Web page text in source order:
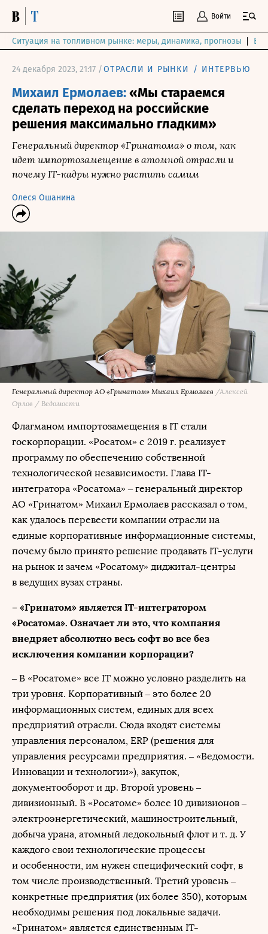
Войти
Ситуация на топливном рынке: меры, динамика, прогнозы
24 декабря 2023, 21:17 /ОТРАСЛИ И РЫНКИ / ИНТЕРВЬЮ
Михаил Ермолаев:«Мы стараемся
сделать переход на российские
решения максимально гладким»
Генеральный директор «Гринатома» о том, как
идет импортозамещение в атомной отрасли и
почему IT-кадры нужно растить самим
Олеся Ошанина
Генеральный директор АО «Гринатом» Михаил Ермолаев /Алексей
Орлов / Ведомости
Флагманом импортозамещения в IT стали
госкорпорации. «Росатом» с 2019 г. реализует
программу по обеспечению собственной
технологической независимости. Глава IT-
интегратора «Росатома» – генеральный директор
АО «Гринатом» Михаил Ермолаев рассказал о том,
как удалось перевести компании отрасли на
единые корпоративные информационные системы,
почему было принято решение продавать IT-услуги
на рынок и зачем «Росатому» диджитал-центры
в ведущих вузах страны.
– «Гринатом» является IT-интегратором
«Росатома». Означает ли это, что компания
внедряет абсолютно весь софт во все без
исключения компании корпорации?
– В «Росатоме» все IT можно условно разделить на
три уровня. Корпоративный – это более 20
информационных систем, единых для всех
предприятий отрасли. Сюда входят системы
управления персоналом, ERP (решения для
управления ресурсами предприятия. – «Ведомости.
Инновации и технологии»), закупок,
документооборот и др. Второй уровень –
дивизионный. В «Росатоме» более 10 дивизионов –
электроэнергетический, машиностроительный,
добыча урана, атомный ледокольный флот и т. д. У
каждого свои технологические процессы
и особенности, им нужен специфический софт, в
том числе производственный. Третий уровень –
конкретные предприятия (их более 350), которым
необходимы решения под локальные задачи.
«Гринатом» является единственным IT-